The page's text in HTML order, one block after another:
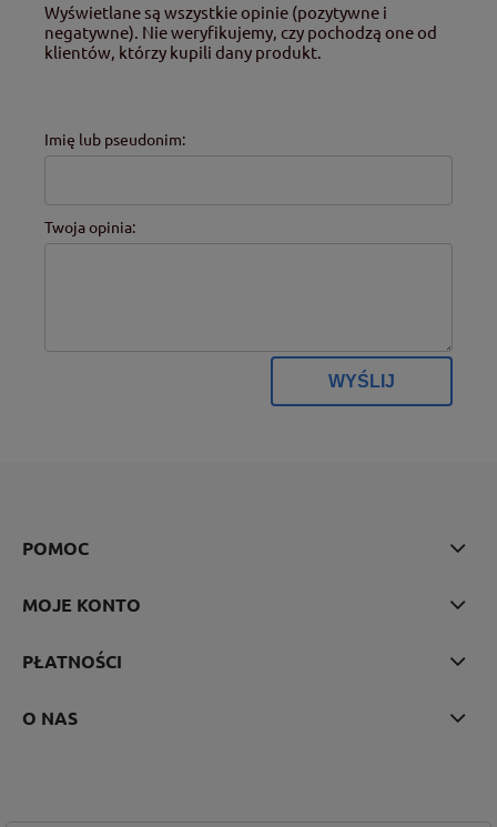
Wyświetlane są wszystkie opinie (pozytywne i
negatywne). Nie weryfikujemy, czy pochodzą one od
klientów, którzy kupili dany produkt.
Imię lub pseudonim:
Twoja opinia:
WYŚLIJ
POMOC
MOJE KONTO
PŁATNOŚCI
O NAS